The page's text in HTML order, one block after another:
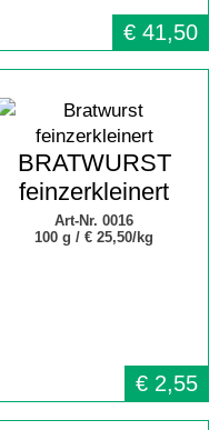
€ 41,50
BRATWURST
feinzerkleinert
Art-Nr. 0016
100 g /€ 25,50/kg
€ 2,55